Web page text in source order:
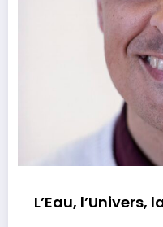
L’Eau, l’Univers,